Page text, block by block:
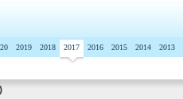
2019 2018 2017 2016 2015 2014 2013